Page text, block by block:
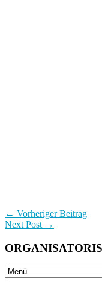
← Vorheriger Beitrag
Next Post →